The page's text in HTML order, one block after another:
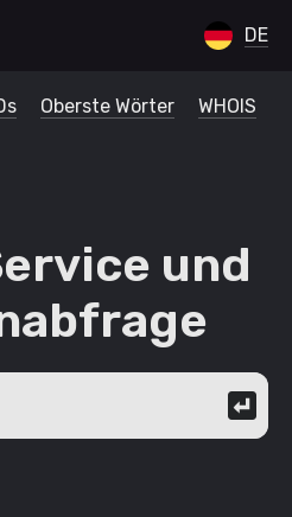
DE
Oberste Wörter WHOIS
und